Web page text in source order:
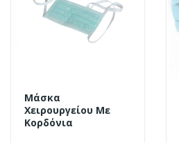
Μάσκα
Χειρουργείου Με
Κορδόνια